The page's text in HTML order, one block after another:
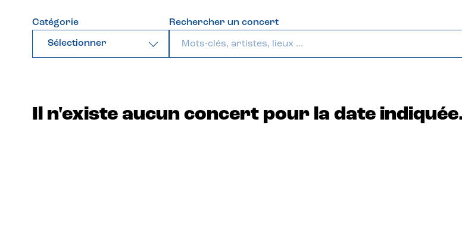
Catégorie
Sélectionner
Rechercher un concert
Il n'existe aucun concert pour la date